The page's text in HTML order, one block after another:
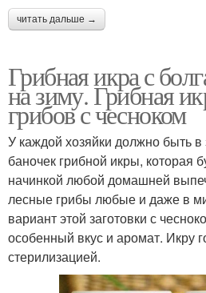
читать дальше →
Грибная икра с
на зиму. Грибная
грибов с чесноком
У каждой хозяйки должно быть в
баночек грибной икры, которая
начинкой любой домашней
лесные грибы любые и даже в
вариант этой заготовки с
особенный вкус и аромат. Икру
стерилизацией.